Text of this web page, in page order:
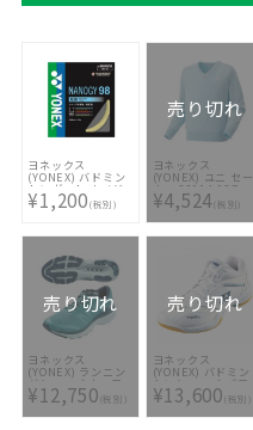
ヨネックス
(YONEX) バドミン
トンガット ナノジ
ー98
¥1,200(税別)
売り切れ
ヨネックス
(YONEX) ユニ セー
ター 32014-027
¥4,524(税別)
売り切れ
ヨネックス
(YONEX) ランニン
グシューズ セーフ
ラン100Xメン
SHR100XM-042
¥12,750(税別)
売り切れ
ヨネックス
(YONEX) バドミン
トンシューズ パワ
ークッション65Zス
リム SHB65Z4S-
011
¥13,600(税別)